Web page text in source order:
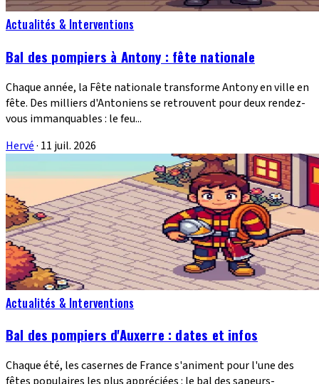
Actualités & Interventions
Bal des pompiers à Antony : fête nationale
Chaque année, la Fête nationale transforme Antony en ville en
fête. Des milliers d'Antoniens se retrouvent pour deux rendez-
vous immanquables : le feu...
Hervé· 11 juil. 2026
Actualités & Interventions
Bal des pompiers d'Auxerre : dates et infos
Chaque été, les casernes de France s'animent pour l'une des